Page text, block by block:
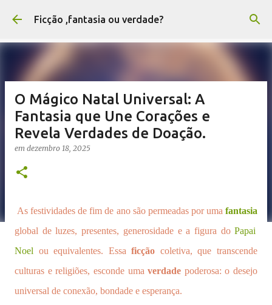
Pular para o conteúdo principal
Ficção ,fantasia ou verdade?
O Mágico Natal Universal: A
Fantasia que Une Corações e
Revela Verdades de Doação.
em dezembro 18, 2025
As festividades de fim de ano são permeadas por umafantasia
global de luzes, presentes, generosidade e a figura doPapai
Noel ou equivalentes. Essaficção coletiva, que transcende
culturas e religiões, esconde umaverdade poderosa: o desejo
universal de conexão, bondade e esperança.